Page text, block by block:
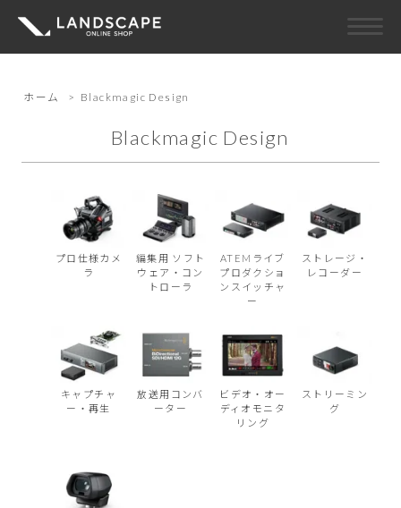
ホーム > Blackmagic Design
Blackmagic Design
プロ仕様カメ
ラ
編集用 ソフト
ウェア・コン
トローラ
ATEMライブ
プロダクショ
ンスイッチャ
ー
ストレージ・
レコーダー
キャプチャ
ー・再生
放送用コンバ
ーター
ビデオ・オー
ディオモニタ
リング
ストリーミン
グ